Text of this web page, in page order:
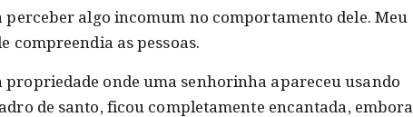
perceber algo incomum no comportamento dele. Meu
compreendia as pessoas.
propriedade onde uma senhorinha apareceu usando
de santo, ficou completamente encantada, embora